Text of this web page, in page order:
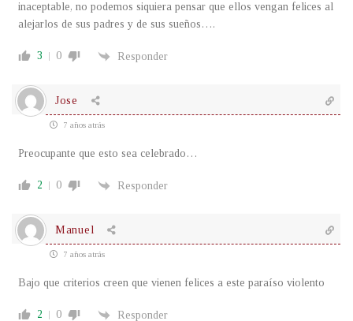
inaceptable, no podemos siquiera pensar que ellos vengan felices al
alejarlos de sus padres y de sus sueños….
3 0 Responder
Jose
7 años atrás
Preocupante que esto sea celebrado…
2 0 Responder
Manuel
7 años atrás
Bajo que criterios creen que vienen felices a este paraíso violento
2 0 Responder